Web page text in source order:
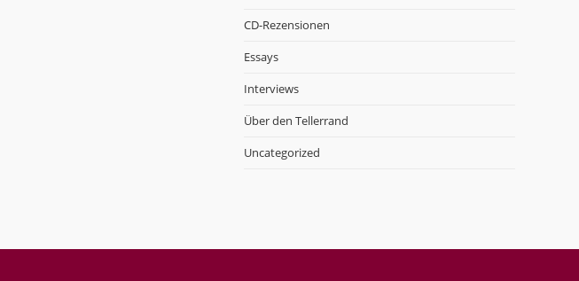
CD-Rezensionen
Essays
Interviews
Über den Tellerrand
Uncategorized